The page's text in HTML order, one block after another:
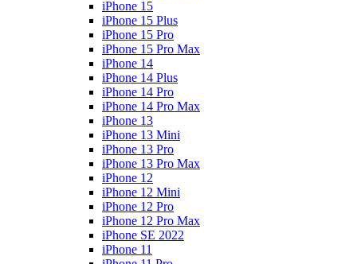
iPhone 15
iPhone 15 Plus
iPhone 15 Pro
iPhone 15 Pro Max
iPhone 14
iPhone 14 Plus
iPhone 14 Pro
iPhone 14 Pro Max
iPhone 13
iPhone 13 Mini
iPhone 13 Pro
iPhone 13 Pro Max
iPhone 12
iPhone 12 Mini
iPhone 12 Pro
iPhone 12 Pro Max
iPhone SE 2022
iPhone 11